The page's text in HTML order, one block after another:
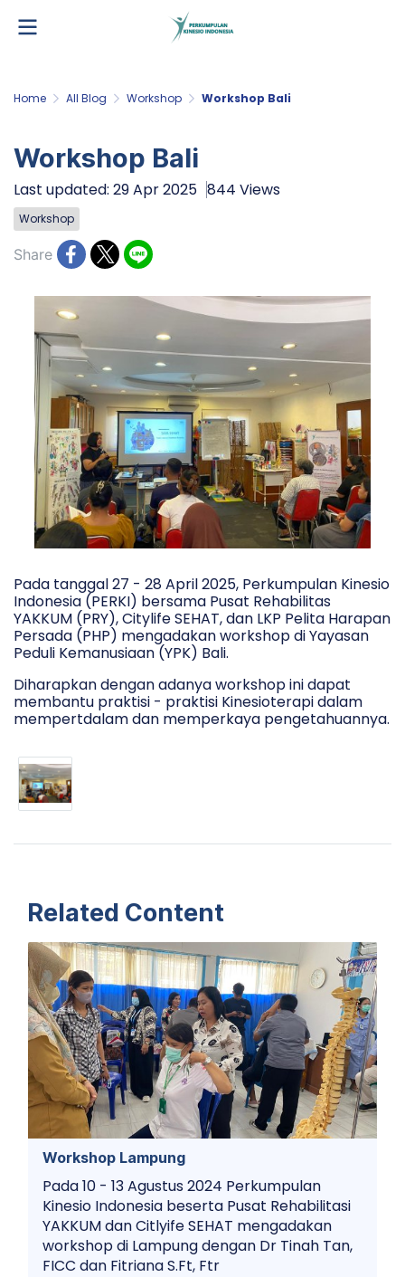
Home All Blog Workshop Workshop Bali
Workshop Bali
Last updated: 29 Apr 2025 844 Views
Workshop
Share
Pada tanggal 27 - 28 April 2025, Perkumpulan Kinesio
Indonesia (PERKI) bersama Pusat Rehabilitas
YAKKUM (PRY), Citylife SEHAT, dan LKP Pelita Harapan
Persada (PHP) mengadakan workshop di Yayasan
Peduli Kemanusiaan (YPK) Bali.
Diharapkan dengan adanya workshop ini dapat
membantu praktisi - praktisi Kinesioterapi dalam
mempertdalam dan memperkaya pengetahuannya.
Related Content
Workshop Lampung
Pada 10 - 13 Agustus 2024 Perkumpulan
Kinesio Indonesia beserta Pusat Rehabilitasi
YAKKUM dan Citlyife SEHAT mengadakan
workshop di Lampung dengan Dr Tinah Tan,
FICC dan Fitriana S.Ft, Ftr